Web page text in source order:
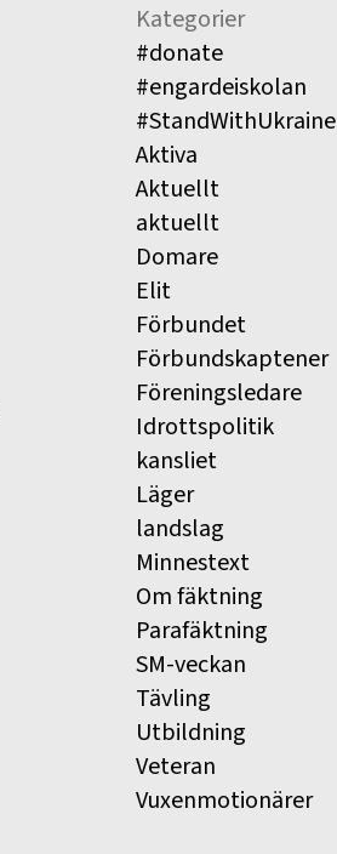
Kategorier
#donate
#engardeiskolan
#StandWithUkraine
Aktiva
Aktuellt
aktuellt
Domare
Elit
Förbundet
Förbundskaptener
Föreningsledare
Idrottspolitik
kansliet
Läger
landslag
Minnestext
Om fäktning
Parafäktning
SM-veckan
Tävling
Utbildning
Veteran
Vuxenmotionärer